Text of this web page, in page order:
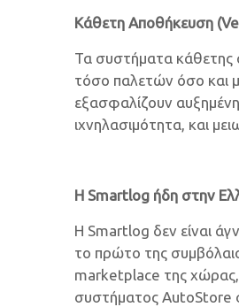
Κάθετη Αποθήκευση
Τα συστήματα κάθετης
τόσο παλετών όσο και
εξασφαλίζουν
ιχνηλασιμότητα, και
Η Smartlog ήδη στην
Η Smartlog δεν είναι
το πρώτο της
marketplace της
συστήματος AutoStore